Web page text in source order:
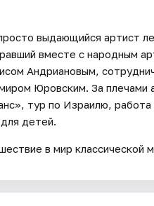
выдающийся артист
вместе с народным
Андриановым,
Юровским. За
тур по Израилю,
детей.
в мир классической